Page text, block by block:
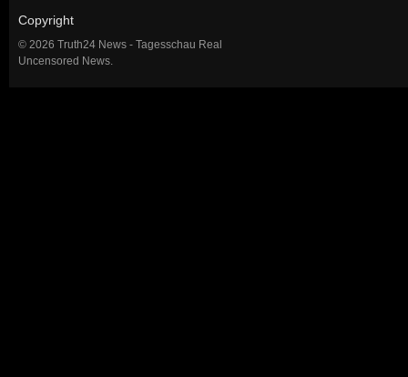
Copyright
© 2026 Truth24 News - Tagesschau Real
Uncensored News.